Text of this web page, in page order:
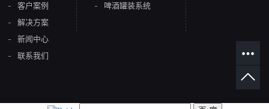
客户案例
解决方案
新闻中心
联系我们
啤酒罐装系统